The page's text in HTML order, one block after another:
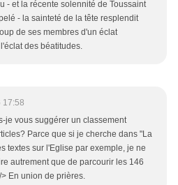
- et la récente solennité de Toussaint
- la sainteté de la tête resplendit
de ses membres d'un éclat
des béatitudes.
17:58
je vous suggérer un classement
Parce que si je cherche dans "La
textes sur l'Eglise par exemple, je ne
autrement que de parcourir les 146
En union de prières.